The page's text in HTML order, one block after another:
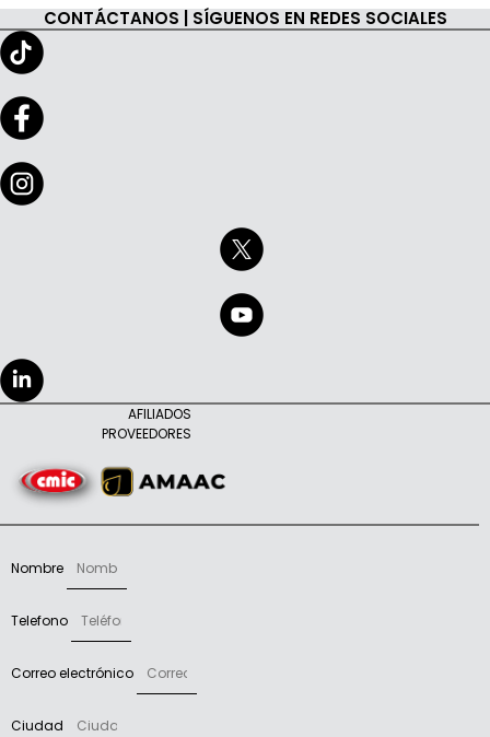
CONTÁCTANOS | SÍGUENOS EN REDES SOCIALES
AFILIADOS
PROVEEDORES
Nombre
Telefono
Correo electrónico
Ciudad